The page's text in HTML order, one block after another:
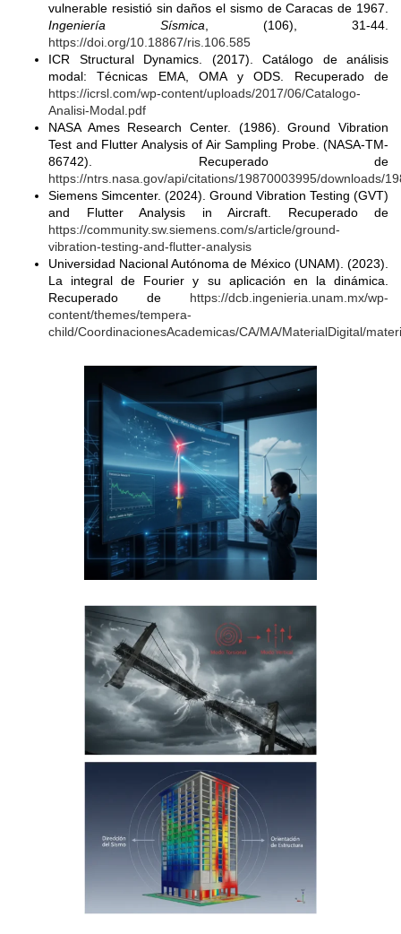
vulnerable resistió sin daños el sismo de Caracas de 1967.
Ingeniería Sísmica, (106), 31-44.
https://doi.org/10.18867/ris.106.585
ICR Structural Dynamics. (2017). Catálogo de análisis
modal: Técnicas EMA, OMA y ODS. Recuperado de
https://icrsl.com/wp-content/uploads/2017/06/Catalogo-
Analisi-Modal.pdf
NASA Ames Research Center. (1986). Ground Vibration
Test and Flutter Analysis of Air Sampling Probe. (NASA-TM-
86742). Recuperado de
https://ntrs.nasa.gov/api/citations/19870003995/downloads/
Siemens Simcenter. (2024). Ground Vibration Testing (GVT)
and Flutter Analysis in Aircraft. Recuperado de
https://community.sw.siemens.com/s/article/ground-
vibration-testing-and-flutter-analysis
Universidad Nacional Autónoma de México (UNAM). (2023).
La integral de Fourier y su aplicación en la dinámica.
Recuperado de https://dcb.ingenieria.unam.mx/wp-
content/themes/tempera-
child/CoordinacionesAcademicas/CA/MA/MaterialDigital/